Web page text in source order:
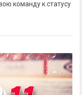
команду к статусу